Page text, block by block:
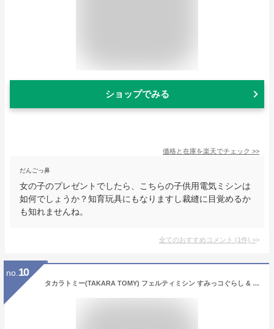
ショップでみる
価格と在庫を楽天でチェック >>
だんごっ鼻
女の子のプレゼントでしたら、こちらの子供用電気ミシンは
如何でしょうか？知育玩具にもなりますし裁縫に目覚めるか
も知れませんね。
全てのおすすめコメント (1件) >
no. 10
タカラトミー(TAKARA TOMY) フェルティミシン すみっコぐらし & フェルティミシン すみっコぐらし 専用たっぷりセット